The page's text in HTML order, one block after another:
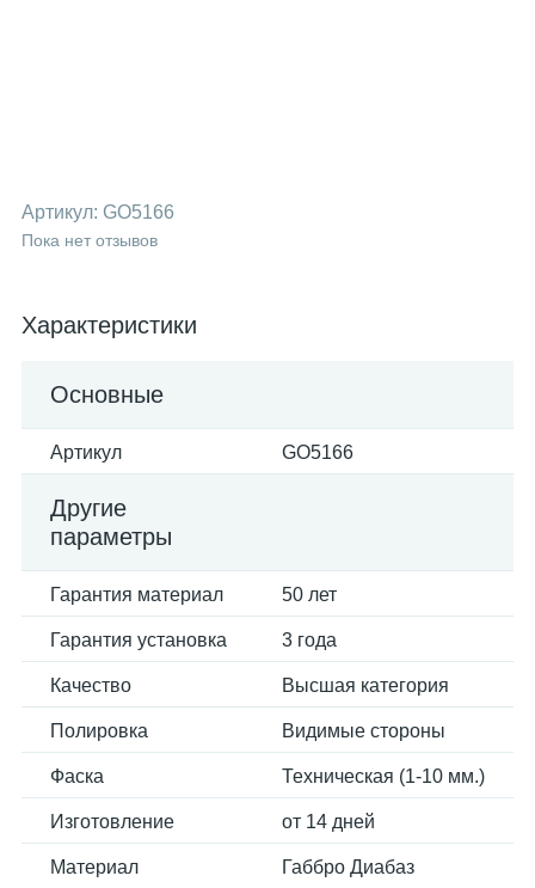
Артикул: GO5166
Пока нет отзывов
Характеристики
Основные
Артикул GO5166
Другие
параметры
Гарантия материал 50 лет
Гарантия установка 3 года
Качество Высшая категория
Полировка Видимые стороны
Фаска Техническая (1-10 мм.)
Изготовление от 14 дней
Материал Габбро Диабаз